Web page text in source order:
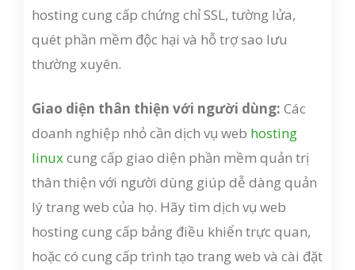
hosting cung cấp chứng chỉ SSL, tường lửa,
quét phần mềm độc hại và hỗ trợ sao lưu
thường xuyên.
Giao diện thân thiện với người dùng: Các
doanh nghiệp nhỏ cần dịch vụ web hosting
linuxcung cấp giao diện phần mềm quản trị
thân thiện với người dùng giúp dễ dàng quản
lý trang web của họ. Hãy tìm dịch vụ web
hosting cung cấp bảng điều khiển trực quan,
hoặc có cung cấp trình tạo trang web và cài đặt